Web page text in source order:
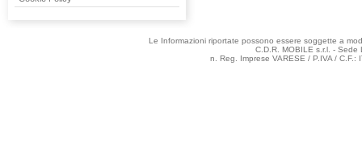
Le Informazioni riportate possono essere soggette a
C.D.R. MOBILE s.r.l. -
n. Reg. Imprese VARESE / P.IVA /